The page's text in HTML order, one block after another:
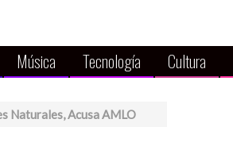
Música Tecnología Cultura
Naturales, Acusa AMLO